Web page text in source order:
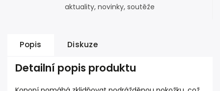
aktuality, novinky, soutěže
Popis Diskuze
Detailní popis produktu